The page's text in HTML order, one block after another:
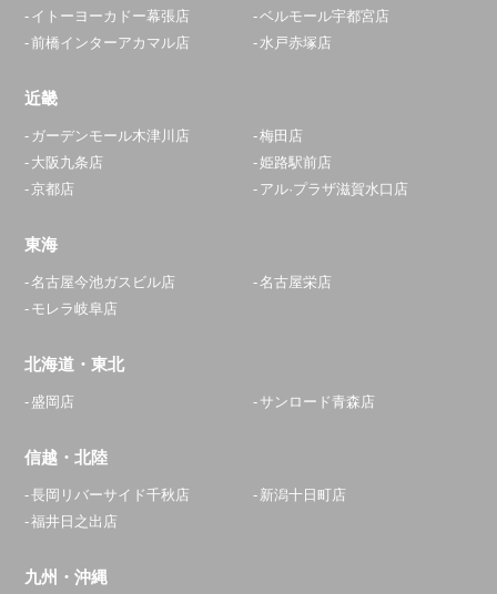
イトーヨーカドー幕張店
ベルモール宇都宮店
前橋インターアカマル店
水戸赤塚店
近畿
ガーデンモール木津川店
梅田店
大阪九条店
姫路駅前店
京都店
アル·プラザ滋賀水口店
東海
名古屋今池ガスビル店
名古屋栄店
モレラ岐阜店
北海道・東北
盛岡店 サンロード青森店
信越・北陸
長岡リバーサイド千秋店
新潟十日町店
福井日之出店
九州・沖縄